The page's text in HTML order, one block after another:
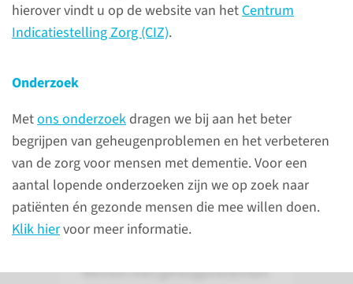
hierover vindt u op de website van hetCentrum
Indicatiestelling Zorg (CIZ).
Onderzoek
Metons onderzoek dragen we bij aan het beter
begrijpen van geheugenproblemen en het verbeteren
van de zorg voor mensen met dementie. Voor een
aantal lopende onderzoeken zijn we op zoek naar
patiënten én gezonde mensen die mee willen doen.
Klik hiervoor meer informatie.
steun ons onderzoek
Onze zorg
Heeft u geheugen­
klachten of zorgen over
dementie?
Mensen met geheugenklachten